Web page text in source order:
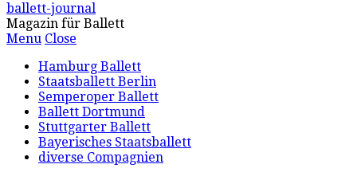
ballett-journal
Magazin für Ballett
Menu Close
Hamburg Ballett
Staatsballett Berlin
Semperoper Ballett
Ballett Dortmund
Stuttgarter Ballett
Bayerisches Staatsballett
diverse Compagnien